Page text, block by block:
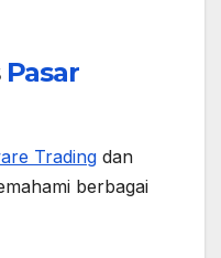
Pasar
Trading dan
berbagai